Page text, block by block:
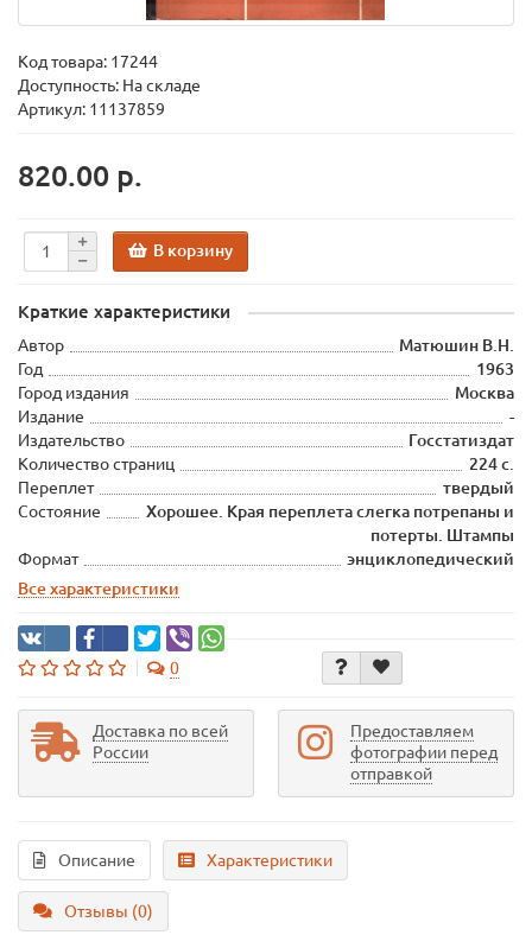
Код товара: 17244
Доступность: На складе
Артикул: 11137859
820.00 р.
В корзину
Краткие характеристики
Автор
Матюшин В.Н.
Год
1963
Город издания
Москва
Издание
-
Издательство
Госстатиздат
Количество страниц
224 с.
Переплет
твердый
Состояние
Хорошее. Края переплета слегка потрепаны и
потерты. Штампы
Формат
энциклопедический
Все характеристики
0
Доставка по всей
России
Предоставляем
фотографии перед
отправкой
Описание Характеристики
Отзывы (0)